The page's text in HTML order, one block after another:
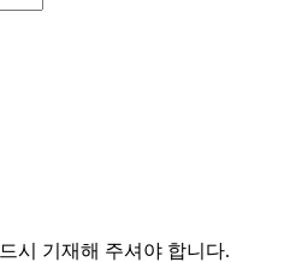
시 기재해 주셔야 합니다.